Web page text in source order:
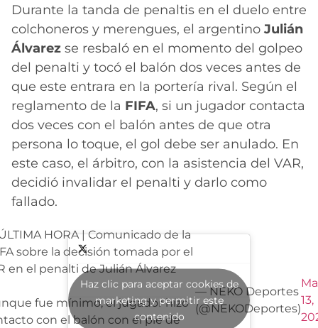
Durante la tanda de penaltis en el duelo entre
colchoneros y merengues, el argentino Julián
Álvarez se resbaló en el momento del golpeo
del penalti y tocó el balón dos veces antes de
que este entrara en la portería rival. Según el
reglamento de la FIFA, si un jugador contacta
dos veces con el balón antes de que otra
persona lo toque, el gol debe ser anulado. En
este caso, el árbitro, con la asistencia del VAR,
decidió invalidar el penalti y darlo como
fallado.
HORA | Comunicado de la
sobre la decisión tomada por el
en el penalti de Julián Álvarez
fue mínimo, el jugador hizo
con el balón con el pie de
— NEKO Deportes
(@NEKODeportes)
13,
Haz clic para aceptar cookies de
marketing y permitir este
contenido